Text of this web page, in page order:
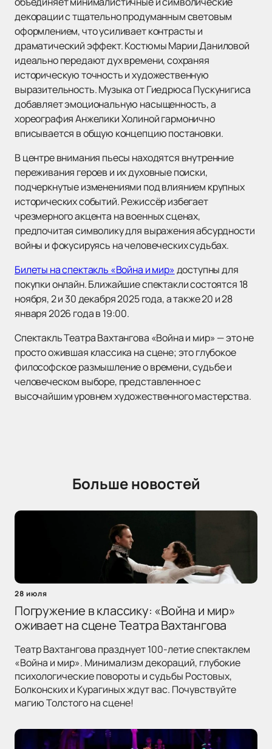
декорации с тщательно продуманным световым
оформлением, что усиливает контрасты и
драматический эффект. Костюмы Марии Даниловой
идеально передают дух времени, сохраняя
историческую точность и художественную
выразительность. Музыка от Гиедрюса Пускунигиса
добавляет эмоциональную насыщенность, а
хореография Анжелики Холиной гармонично
вписывается в общую концепцию постановки.
В центре внимания пьесы находятся внутренние
переживания героев и их духовные поиски,
подчеркнутые изменениями под влиянием крупных
исторических событий. Режиссёр избегает
чрезмерного акцента на военных сценах,
предпочитая символику для выражения абсурдности
войны и фокусируясь на человеческих судьбах.
Билеты на спектакль «Война и мир»доступны для
покупки онлайн. Ближайшие спектакли состоятся 18
ноября, 2 и 30 декабря 2025 года, а также 20 и 28
января 2026 года в 19:00.
Спектакль Театра Вахтангова «Война и мир» — это не
просто ожившая классика на сцене; это глубокое
философское размышление о времени, судьбе и
человеческом выборе, представленное с
высочайшим уровнем художественного мастерства.
Больше новостей
28 июля
Погружение в классику: «Война и мир»
оживает на сцене Театра Вахтангова
Театр Вахтангова празднует 100-летие спектаклем
«Война и мир». Минимализм декораций, глубокие
психологические повороты и судьбы Ростовых,
Болконских и Курагиных ждут вас. Почувствуйте
магию Толстого на сцене!